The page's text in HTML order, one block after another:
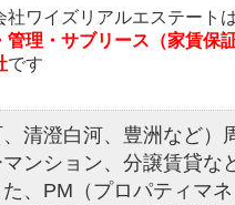
社ワイズリアルエステート
管理・サブリース（家賃保
です
清澄白河、豊洲など）
ンション、分譲賃貸な
、PM（プロパティマ